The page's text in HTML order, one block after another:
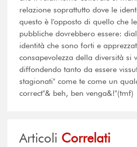
relazione soprattutto dove le
questo è l'opposto di quello che
pubbliche dovrebbero essere:
identità che sono forti e
consapevolezza della diversità si
diffondendo tanto da essere
stagionati" come te come un
correct"& beh, ben venga&!"(tmf)
Articoli Correlati